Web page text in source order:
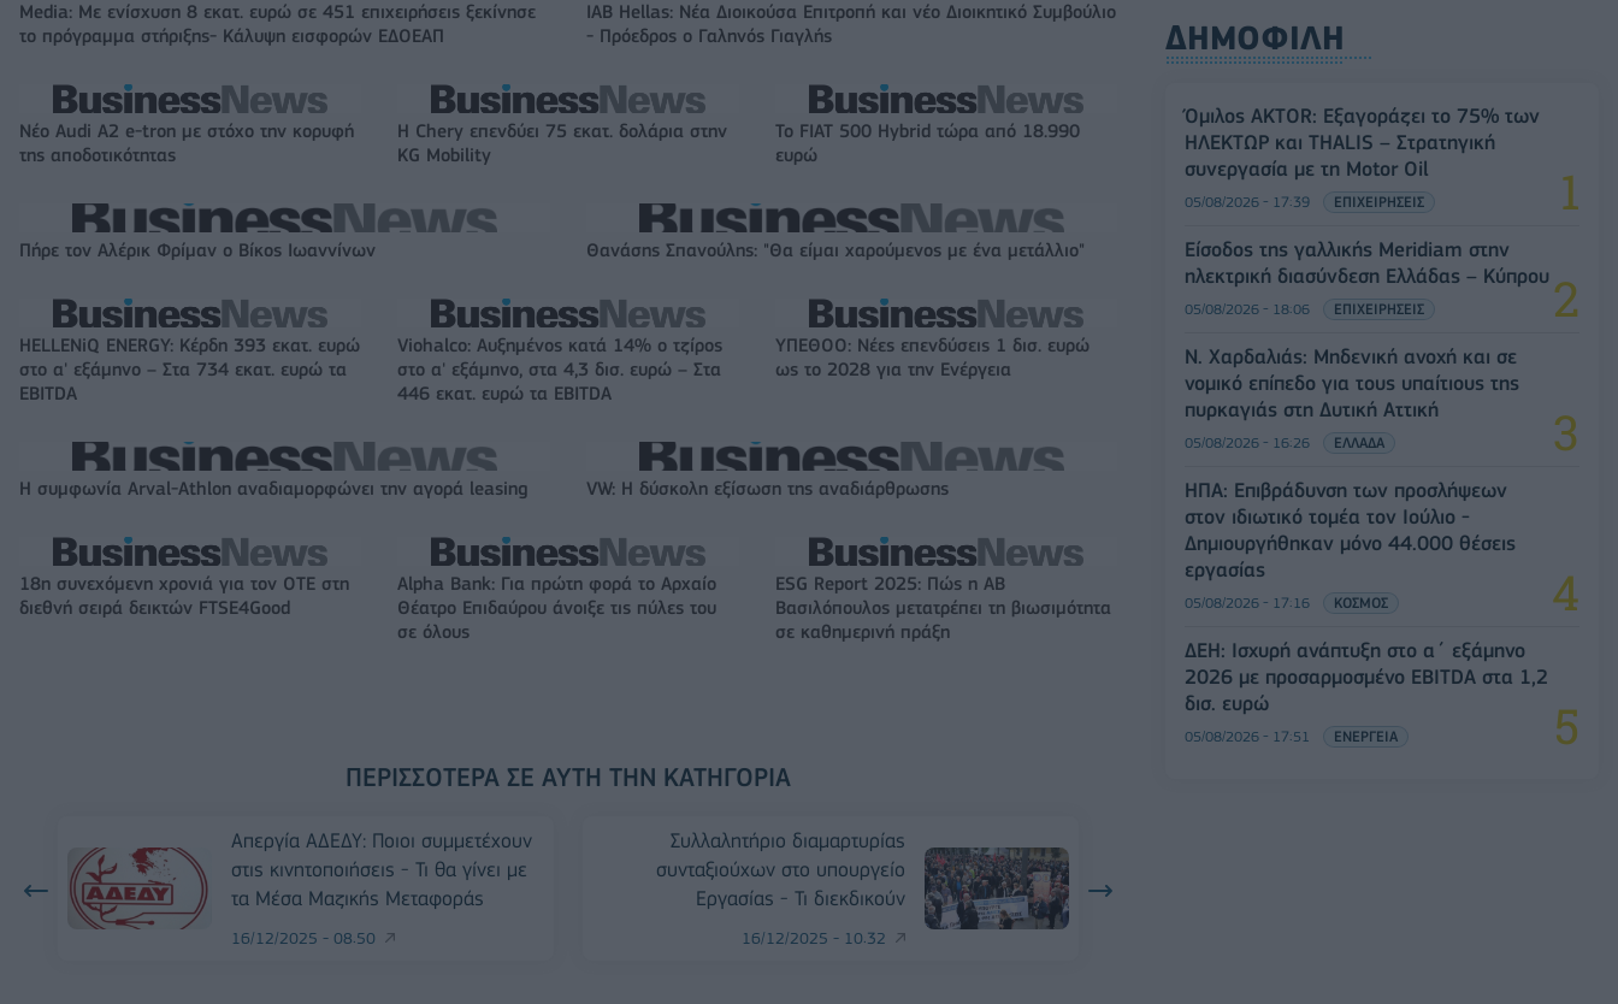
Media: Με ενίσχυση 8 εκατ. ευρώ σε 451 επιχειρήσεις ξεκίνησε
το πρόγραμμα στήριξης- Κάλυψη εισφορών ΕΔΟΕΑΠ
IAB Hellas: Νέα Διοικούσα Επιτροπή και νέο Διοικητικό Συμβούλιο
- Πρόεδρος ο Γαληνός Γιαγλής
Νέο Audi A2 e-tron με στόχο την κορυφή
της αποδοτικότητας
Η Chery επενδύει 75 εκατ. δολάρια στην
KG Mobility
Το FIAT 500 Hybrid τώρα από 18.990
ευρώ
Πήρε τον Αλέρικ Φρίμαν ο Βίκος Ιωαννίνων Θανάσης Σπανούλης: "Θα είμαι χαρούμενος με ένα μετάλλιο"
HELLENiQ ENERGY: Κέρδη 393 εκατ. ευρώ
στο α' εξάμηνο – Στα 734 εκατ. ευρώ τα
EBITDA
Viohalco: Αυξημένος κατά 14% ο τζίρος
στο α' εξάμηνο, στα 4,3 δισ. ευρώ – Στα
446 εκατ. ευρώ τα EBITDA
ΥΠΕΘΟΟ: Νέες επενδύσεις 1 δισ. ευρώ
ως το 2028 για την Ενέργεια
Η συμφωνία Arval-Athlon αναδιαμορφώνει την αγορά leasing VW: Η δύσκολη εξίσωση της αναδιάρθρωσης
18η συνεχόμενη χρονιά για τον ΟΤΕ στη
διεθνή σειρά δεικτών FTSE4Good
Alpha Bank: Για πρώτη φορά το Αρχαίο
Θέατρο Επιδαύρου άνοιξε τις πύλες του
σε όλους
ESG Report 2025: Πώς η ΑΒ
Βασιλόπουλος μετατρέπει τη βιωσιμότητα
σε καθημερινή πράξη
ΠΕΡΙΣΣΌΤΕΡΑ ΣΕ ΑΥΤΉ ΤΗΝ ΚΑΤΗΓΟΡΊΑ
Απεργία ΑΔΕΔΥ: Ποιοι συμμετέχουν
στις κινητοποιήσεις - Τι θα γίνει με
τα Μέσα Μαζικής Μεταφοράς
16/12/2025 - 08:50
Συλλαλητήριο διαμαρτυρίας
συνταξιούχων στο υπουργείο
Εργασίας - Τι διεκδικούν
16/12/2025 - 10:32
ΔΗΜΟΦΙΛΗ
Όμιλος AKTOR: Εξαγοράζει το 75% των
ΗΛΕΚΤΩΡ και THALIS – Στρατηγική
συνεργασία με τη Motor Oil
05/08/2026 - 17:39 ΕΠΙΧΕΙΡΗΣΕΙΣ
Είσοδος της γαλλικής Meridiam στην
ηλεκτρική διασύνδεση Ελλάδας – Κύπρου
05/08/2026 - 18:06 ΕΠΙΧΕΙΡΗΣΕΙΣ
Ν. Χαρδαλιάς: Μηδενική ανοχή και σε
νομικό επίπεδο για τους υπαίτιους της
πυρκαγιάς στη Δυτική Αττική
05/08/2026 - 16:26 ΕΛΛΑΔΑ
ΗΠΑ: Επιβράδυνση των προσλήψεων
στον ιδιωτικό τομέα τον Ιούλιο -
Δημιουργήθηκαν μόνο 44.000 θέσεις
εργασίας
05/08/2026 - 17:16 ΚΟΣΜΟΣ
ΔΕΗ: Ισχυρή ανάπτυξη στο α΄ εξάμηνο
2026 με προσαρμοσμένο EBITDA στα 1,2
δισ. ευρώ
05/08/2026 - 17:51 ΕΝΕΡΓΕΙΑ